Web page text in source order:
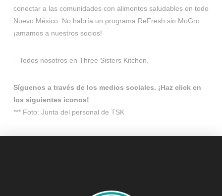
conectar a las comunidades con alimentos saludables en todo
Nuevo México. No habría un programa ReFresh sin MoGro:
¡amamos a nuestros socios!
– Todos nosotros en Three Sisters Kitchen.
Síguenos a través de los medios sociales. ¡Haz click en
los siguientes iconos!
*** Foto: Junta del personal de TSK